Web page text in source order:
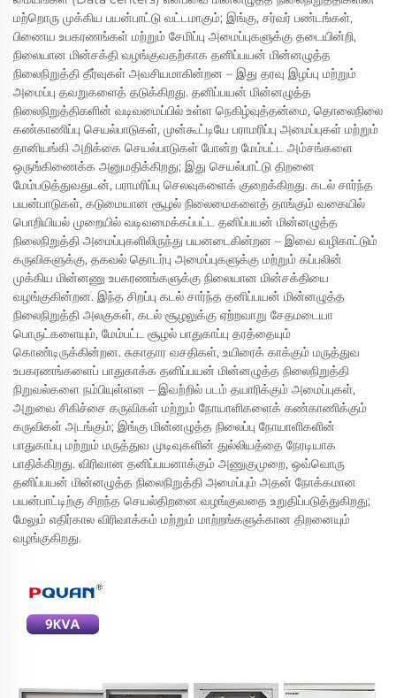
மற்றொரு முக்கிய பயன்பாட்டு வட்டமாகும்; இங்கு, சர்வர் பண்டங்கள்,
பிணைய உபகரணங்கள் மற்றும் சேமிப்பு அமைப்புகளுக்கு தடையின்றி,
நிலையான மின்சக்தி வழங்குவதற்காக தனிப்பயன் மின்னழுத்த
நிலைநிறுத்தி தீர்வுகள் அவசியமாகின்றன – இது தரவு இழப்பு மற்றும்
அமைப்பு தவறுகளைத் தடுக்கிறது. தனிப்பயன் மின்னழுத்த
நிலைநிறுத்திகளின் வடிவமைப்பில் உள்ள நெகிழ்வுத்தன்மை, தொலைநிலை
கண்காணிப்பு செயல்பாடுகள், முன்கூட்டியே பராமரிப்பு அமைப்புகள் மற்றும்
தானியங்கி அறிக்கை செயல்பாடுகள் போன்ற மேம்பட்ட அம்சங்களை
ஒருங்கிணைக்க அனுமதிக்கிறது; இது செயல்பாட்டு திறனை
மேம்படுத்துவதுடன், பராமரிப்பு செலவுகளைக் குறைக்கிறது. கடல் சார்ந்த
பயன்பாடுகள், கடுமையான சூழல் நிலைமைகளைத் தாங்கும் வகையில்
பொறியியல் முறையில் வடிவமைக்கப்பட்ட தனிப்பயன் மின்னழுத்த
நிலைநிறுத்தி அமைப்புகளிலிருந்து பயனடைகின்றன – இவை வழிகாட்டும்
கருவிகளுக்கு, தகவல் தொடர்பு அமைப்புகளுக்கு மற்றும் கப்பலின்
முக்கிய மின்னணு உபகரணங்களுக்கு நிலையான மின்சக்தியை
வழங்குகின்றன. இந்த சிறப்பு கடல் சார்ந்த தனிப்பயன் மின்னழுத்த
நிலைநிறுத்தி அலகுகள், கடல் சூழலுக்கு ஏற்றவாறு சேதமடையா
பொருட்களையும், மேம்பட்ட சூழல் பாதுகாப்பு தரத்தையும்
கொண்டிருக்கின்றன. சுகாதார வசதிகள், உயிரைக் காக்கும் மருத்துவ
உபகரணங்களைப் பாதுகாக்க தனிப்பயன் மின்னழுத்த நிலைநிறுத்தி
நிறுவல்களை நம்பியுள்ளன – இவற்றில் படம் தயாரிக்கும் அமைப்புகள்,
அறுவை சிகிச்சை கருவிகள் மற்றும் நோயாளிகளைக் கண்காணிக்கும்
கருவிகள் அடங்கும்; இங்கு மின்னழுத்த நிலைப்பு நோயாளிகளின்
பாதுகாப்பு மற்றும் மருத்துவ முடிவுகளின் துல்லியத்தை நேரடியாக
பாதிக்கிறது. விரிவான தனிப்பயனாக்கும் அணுகுமுறை, ஒவ்வொரு
தனிப்பயன் மின்னழுத்த நிலைநிறுத்தி அமைப்பும் அதன் நோக்கமான
பயன்பாட்டிற்கு சிறந்த செயல்திறனை வழங்குவதை உறுதிப்படுத்துகிறது;
மேலும் எதிர்கால விரிவாக்கம் மற்றும் மாற்றங்களுக்கான திறனையும்
வழங்குகிறது.